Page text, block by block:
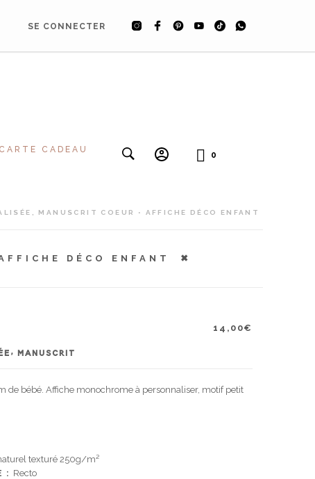
SE CONNECTER
CARTE CADEAU
0
MANUSCRIT COEUR • AFFICHE DÉCO ENFANT
DÉCO ENFANT
14,00€
MANUSCRIT
de bébé. Affiche monochrome à personnaliser, motif petit
texturé 250g/m²
: Recto